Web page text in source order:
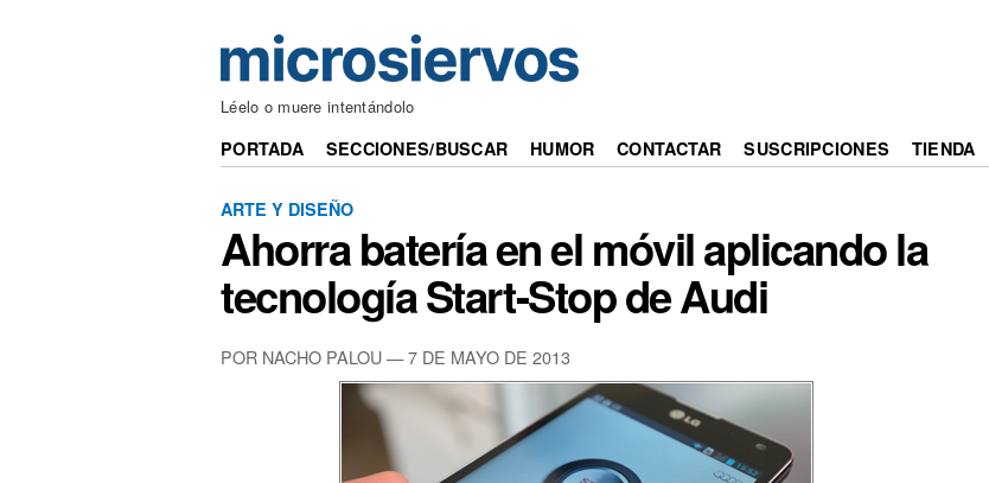
Léelo o muere intentándolo
PORTADA SECCIONES/BUSCAR HUMOR CONTACTAR SUSCRIPCIONES TIENDA
ARTE Y DISEÑO
Ahorra batería en el móvil aplicando la
tecnología Start-Stop de Audi
POR NACHO PALOU — 7 DE MAYO DE 2013